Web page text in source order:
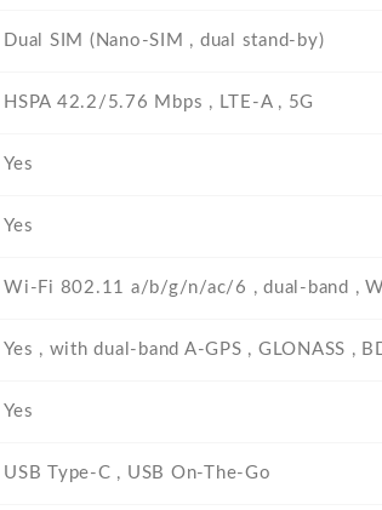
Dual SIM (Nano-SIM , dual stand-by)
HSPA 42.2/5.76 Mbps , LTE-A , 5G
Yes
Yes
Wi-Fi 802.11 a/b/g/n/ac/6 , dual-band ,
Yes , with dual-band A-GPS , GLONASS ,
Yes
USB Type-C , USB On-The-Go